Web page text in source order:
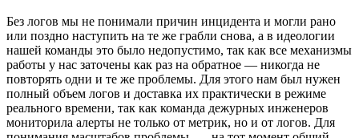
Без логов мы не понимали причин инцидента и могли рано
или поздно наступить на те же грабли снова, а в идеологии
нашей команды это было недопустимо, так как все механизмы
работы у нас заточены как раз на обратное — никогда не
повторять одни и те же проблемы. Для этого нам был нужен
полный объем логов и доставка их практически в режиме
реального времени, так как команда дежурных инженеров
мониторила алерты не только от метрик, но и от логов. Для